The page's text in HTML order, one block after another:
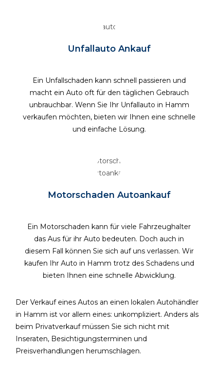
Unfallauto Ankauf
Ein Unfallschaden kann schnell passieren und
macht ein Auto oft für den täglichen Gebrauch
unbrauchbar. Wenn Sie Ihr Unfallauto in Hamm
verkaufen möchten, bieten wir Ihnen eine schnelle
und einfache Lösung.
Motorschaden Autoankauf
Ein Motorschaden kann für viele Fahrzeughalter
das Aus für ihr Auto bedeuten. Doch auch in
diesem Fall können Sie sich auf uns verlassen. Wir
kaufen Ihr Auto in Hamm trotz des Schadens und
bieten Ihnen eine schnelle Abwicklung.
Der Verkauf eines Autos an einen lokalen Autohändler
in Hamm ist vor allem eines: unkompliziert. Anders als
beim Privatverkauf müssen Sie sich nicht mit
Inseraten, Besichtigungsterminen und
Preisverhandlungen herumschlagen.